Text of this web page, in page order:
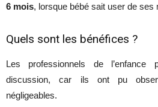
6 mois, lorsque bébé sait user de ses
Quels sont les bénéfices ?
Les professionnels de l’enfance
discussion, car ils ont pu
négligeables.